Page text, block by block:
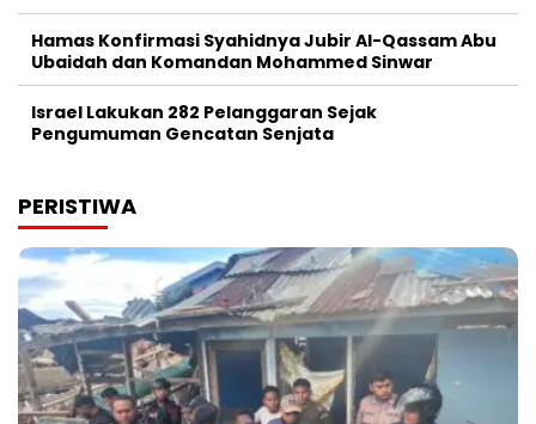
Hamas Konfirmasi Syahidnya Jubir Al-Qassam Abu
Ubaidah dan Komandan Mohammed Sinwar
Israel Lakukan 282 Pelanggaran Sejak
Pengumuman Gencatan Senjata
PERISTIWA